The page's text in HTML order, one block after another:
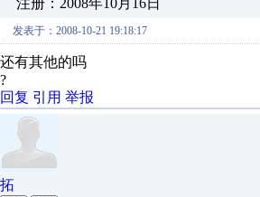
注册：2008年10月16日
发表于：2008-10-21 19:18:17
还有其他的吗
?
回复 引用 举报
拓